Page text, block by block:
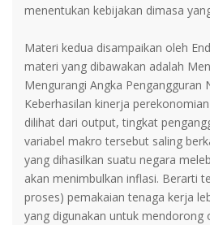
menentukan kebijakan dimasa
Materi kedua disampaikan oleh
materi yang dibawakan adalah
Mengurangi Angka Pengangguran
Keberhasilan kinerja
dilihat dari output, tingkat
variabel makro tersebut saling
yang dihasilkan suatu negara
akan menimbulkan inflasi. Berarti
proses) pemakaian tenaga kerja
yang digunakan untuk